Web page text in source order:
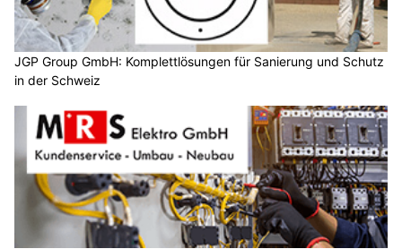
JGP Group GmbH: Komplettlösungen für Sanierung und Schutz
in der Schweiz